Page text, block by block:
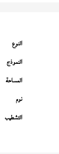
النوع
النموذج
المساحة
نوم
التشطيب